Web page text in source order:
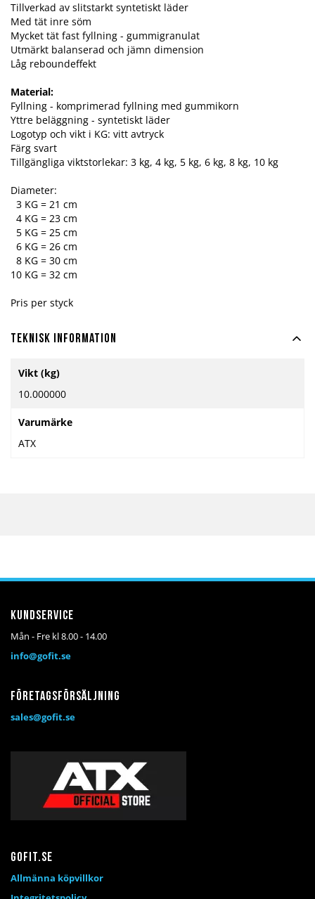
Tillverkad av slitstarkt syntetiskt läder
Med tät inre söm
Mycket tät fast fyllning - gummigranulat
Utmärkt balanserad och jämn dimension
Låg reboundeffekt
Material:
Fyllning - komprimerad fyllning med gummikorn
Yttre beläggning - syntetiskt läder
Logotyp och vikt i KG: vitt avtryck
Färg svart
Tillgängliga viktstorlekar: 3 kg, 4 kg, 5 kg, 6 kg, 8 kg, 10 kg
Diameter:
3 KG = 21 cm
4 KG = 23 cm
5 KG = 25 cm
6 KG = 26 cm
8 KG = 30 cm
10 KG = 32 cm
Pris per styck
Teknisk information
information
Vikt (kg)
10.000000
Varumärke
ATX
Kundservice
Mån - Fre kl 8.00 - 14.00
info@gofit.se
Företagsförsäljning
sales@gofit.se
Gofit.se
Allmänna köpvillkor